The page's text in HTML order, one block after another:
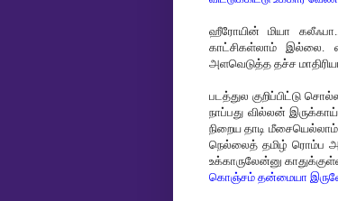
ஹீரோயின் மியா
காட்சிகள்லாம் இல்லை.
அளவெடுத்த தச்ச
படத்துல குறிப்பிட்டு
நாப்பது வில்லன்
நிறைய தாடி
நெல்லைத் தமிழ் ரொம்ப
உக்காருலேன்னு
கொஞ்சம் தன்மையா